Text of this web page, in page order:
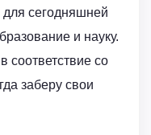
для сегодняшней
и науку.
соответствие со
заберу свои